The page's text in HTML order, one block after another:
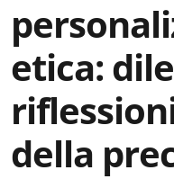
etica:
della